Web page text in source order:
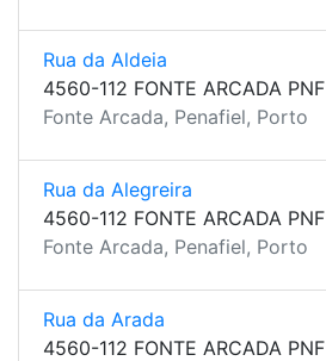
Rua da Aldeia
4560-112 FONTE ARCADA PNF
Fonte Arcada, Penafiel, Porto
Rua da Alegreira
4560-112 FONTE ARCADA PNF
Fonte Arcada, Penafiel, Porto
Rua da Arada
4560-112 FONTE ARCADA PNF